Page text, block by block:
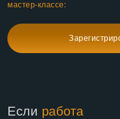
мастер-классе:
Если работа